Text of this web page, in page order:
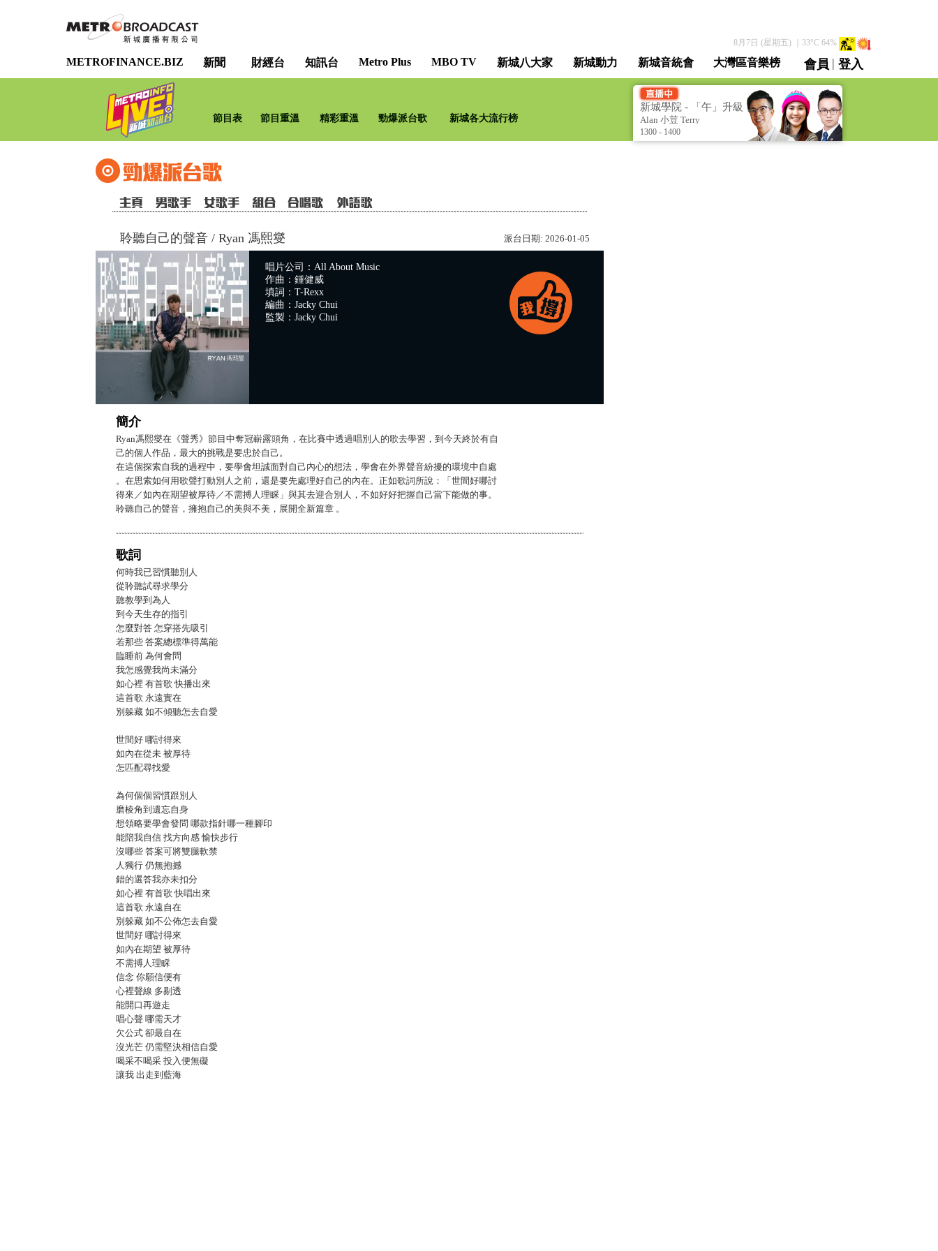
8月7日 (星期五)｜ 33°C 64%
METROFINANCE.BIZ 新聞 財經台 知訊台 Metro Plus MBO TV 新城八大家 新城動力 新城音統會 大灣區音樂榜 會員 | 登入
直播 / 重溫
節目表 節目重溫 精彩重溫 勁爆派台歌 新城各大流行榜
新城學院 - 「午」升級
學堂 [Metro Academy -
Level Up Luncheon]
Alan 小荳 Terry
1300 - 1400
聆聽自己的聲音 / Ryan 馮熙燮 派台日期: 2026-01-05
唱片公司：All About Music
作曲：鍾健威
填詞：T-Rexx
編曲：Jacky Chui
監製：Jacky Chui
簡介
Ryan馮熙燮在《聲秀》節目中奪冠嶄露頭角，在比賽中透過唱別人的歌去學習，到今天終於有自
己的個人作品，最大的挑戰是要忠於自己。
在這個探索自我的過程中，要學會坦誠面對自己內心的想法，學會在外界聲音紛擾的環境中自處
。在思索如何用歌聲打動別人之前，還是要先處理好自己的內在。正如歌詞所說：「世間好哪討
得來／如內在期望被厚待／不需搏人理睬」與其去迎合別人，不如好好把握自己當下能做的事。
聆聽自己的聲音，擁抱自己的美與不美，展開全新篇章 。
歌詞
何時我已習慣聽別人
從聆聽試尋求學分
聽教學到為人
到今天生存的指引
怎麼對答 怎穿搭先吸引
若那些 答案總標準得萬能
臨睡前 為何會問
我怎感覺我尚未滿分
如心裡 有首歌 快播出來
這首歌 永遠實在
別躲藏 如不傾聽怎去自愛
世間好 哪討得來
如內在從未 被厚待
怎匹配尋找愛
為何個個習慣跟別人
磨棱角到遺忘自身
想領略要學會發問 哪款指針哪一種腳印
能陪我自信 找方向感 愉快步行
沒哪些 答案可將雙腿軟禁
人獨行 仍無抱撼
錯的選答我亦未扣分
如心裡 有首歌 快唱出來
這首歌 永遠自在
別躲藏 如不公佈怎去自愛
世間好 哪討得來
如內在期望 被厚待
不需搏人理睬
信念 你願信便有
心裡聲線 多剔透
能開口再遊走
唱心聲 哪需天才
欠公式 卻最自在
沒光芒 仍需堅決相信自愛
喝采不喝采 投入便無礙
讓我 出走到藍海